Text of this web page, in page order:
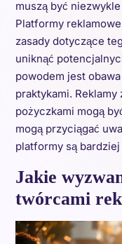
muszą być
Platformy
zasady dotyczące
uniknąć
powodem jest
praktykami.
pożyczkami mogą
mogą przyciągać
platformy są
Jakie
twórcami